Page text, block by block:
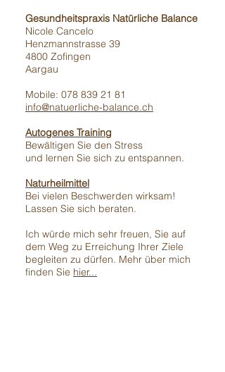
Gesundheitspraxis Natürliche Balance
Nicole Cancelo
Henzmannstrasse 39
4800 Zofingen
Aargau
Mobile: 078 839 21 81
info@natuerliche-balance.ch
Autogenes Training
Bewältigen Sie den Stress
und lernen Sie sich zu entspannen.
Naturheilmittel
Bei vielen Beschwerden wirksam!
Lassen Sie sich beraten.
Ich würde mich sehr freuen, Sie auf
dem Weg zu Erreichung Ihrer Ziele
begleiten zu dürfen. Mehr über mich
finden Sie hier...